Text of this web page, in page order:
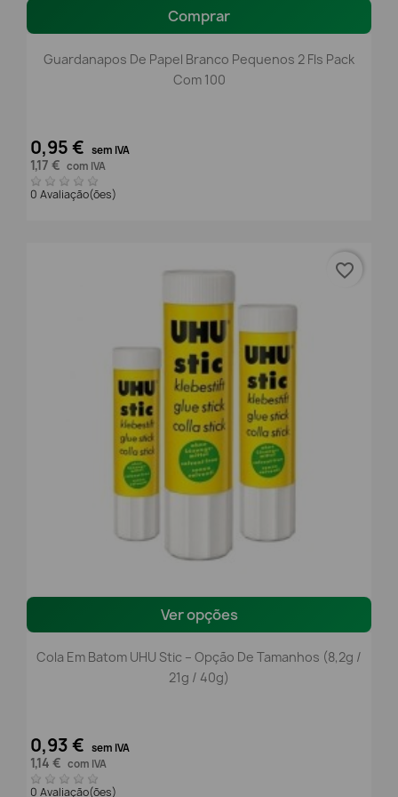
Comprar
Guardanapos De Papel Branco Pequenos 2 Fls Pack
Com 100
0,95 € sem IVA
1,17 € com IVA
0 Avaliação(ões)
Ver opções
Cola Em Batom UHU Stic – Opção De Tamanhos (8,2g /
21g / 40g)
0,93 € sem IVA
1,14 € com IVA
0 Avaliação(ões)
favorite_border